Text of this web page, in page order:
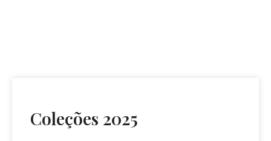
Coleções 2025